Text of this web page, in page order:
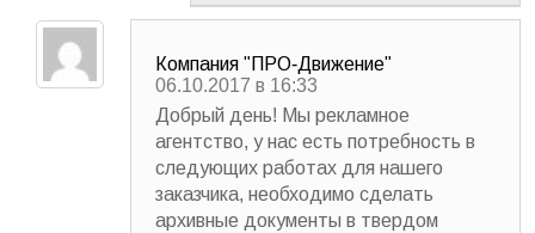
Компания "ПРО-Движение"
06.10.2017 в 16:33
Добрый день! Мы рекламное
агентство, у нас есть потребность в
следующих работах для нашего
заказчика, необходимо сделать
архивные документы в твердом